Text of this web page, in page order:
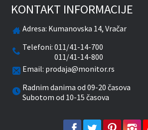
KONTAKT INFORMACIJE
Adresa: Kumanovska 14, Vračar
Telefoni:011/41-14-700
011/41-14-800
Email: prodaja@monitor.rs
Radnim danima od 09-20 časova
Subotom od 10-15 časova
facebooktwitter pinterest